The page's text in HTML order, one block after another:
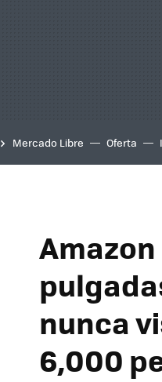
Mercado Libre Oferta
nunca
6,000